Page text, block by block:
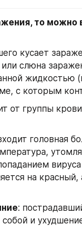
то можно
кусает
слюна
жидкостью
с которым
от группы
головная
на
:
и